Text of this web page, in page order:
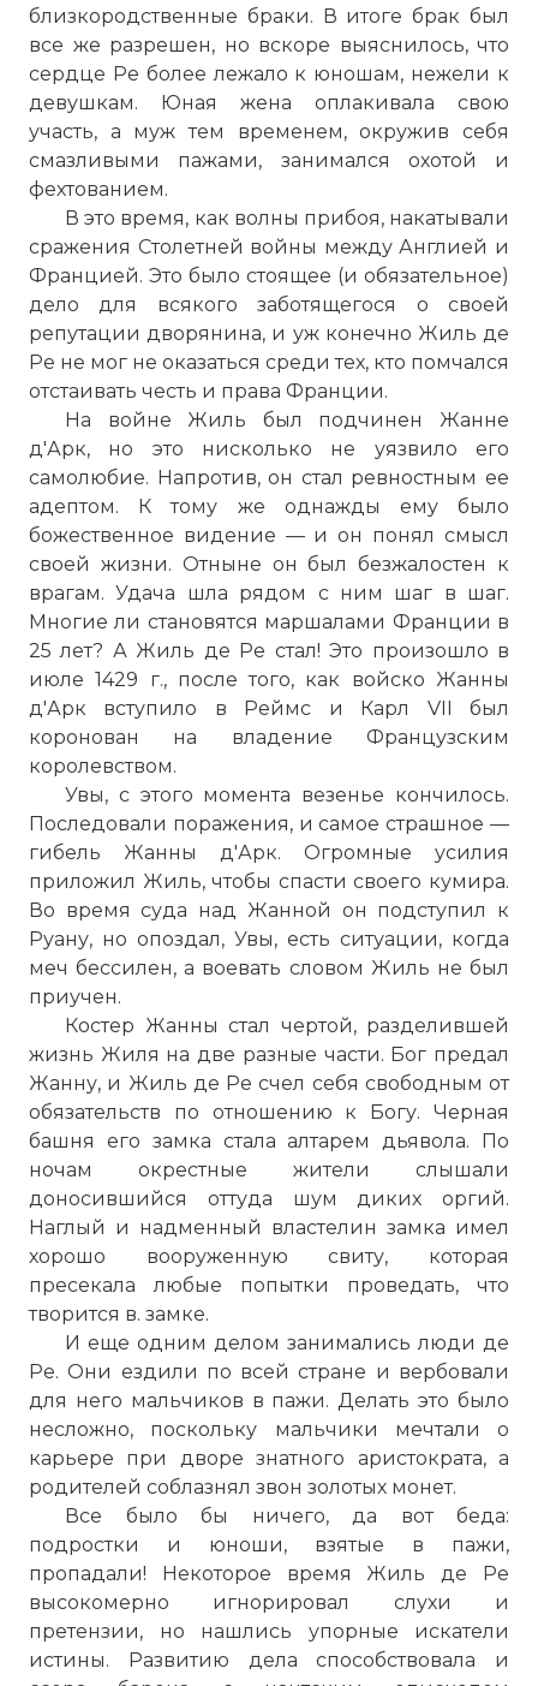
близкородственные браки. В итоге брак был
все же разрешен, но вскоре выяснилось, что
сердце Ре более лежало к юношам, нежели к
девушкам. Юная жена оплакивала свою
участь, а муж тем временем, окружив себя
смазливыми пажами, занимался охотой и
фехтованием.
В это время, как волны прибоя, накатывали
сражения Столетней войны между Англией и
Францией. Это было стоящее (и обязательное)
дело для всякого заботящегося о своей
репутации дворянина, и уж конечно Жиль де
Ре не мог не оказаться среди тех, кто помчался
отстаивать честь и права Франции.
На войне Жиль был подчинен Жанне
д'Арк, но это нисколько не уязвило его
самолюбие. Напротив, он стал ревностным ее
адептом. К тому же однажды ему было
божественное видение — и он понял смысл
своей жизни. Отныне он был безжалостен к
врагам. Удача шла рядом с ним шаг в шаг.
Многие ли становятся маршалами Франции в
25 лет? А Жиль де Ре стал! Это произошло в
июле 1429 г., после того, как войско Жанны
д'Арк вступило в Реймс и Карл VII был
коронован на владение Французским
королевством.
Увы, с этого момента везенье кончилось.
Последовали поражения, и самое страшное —
гибель Жанны д'Арк. Огромные усилия
приложил Жиль, чтобы спасти своего кумира.
Во время суда над Жанной он подступил к
Руану, но опоздал, Увы, есть ситуации, когда
меч бессилен, а воевать словом Жиль не был
приучен.
Костер Жанны стал чертой, разделившей
жизнь Жиля на две разные части. Бог предал
Жанну, и Жиль де Ре счел себя свободным от
обязательств по отношению к Богу. Черная
башня его замка стала алтарем дьявола. По
ночам окрестные жители слышали
доносившийся оттуда шум диких оргий.
Наглый и надменный властелин замка имел
хорошо вооруженную свиту, которая
пресекала любые попытки проведать, что
творится в. замке.
И еще одним делом занимались люди де
Ре. Они ездили по всей стране и вербовали
для него мальчиков в пажи. Делать это было
несложно, поскольку мальчики мечтали о
карьере при дворе знатного аристократа, а
родителей соблазнял звон золотых монет.
Все было бы ничего, да вот беда:
подростки и юноши, взятые в пажи,
пропадали! Некоторое время Жиль де Ре
высокомерно игнорировал слухи и
претензии, но нашлись упорные искатели
истины. Развитию дела способствовала и